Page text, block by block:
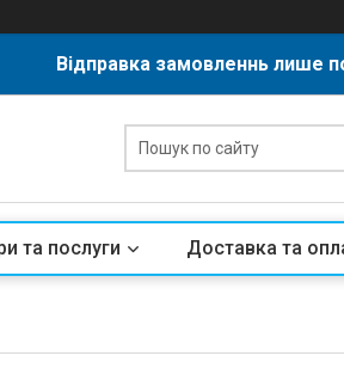
Відправка замовленнь лише
та послуги Доставка та